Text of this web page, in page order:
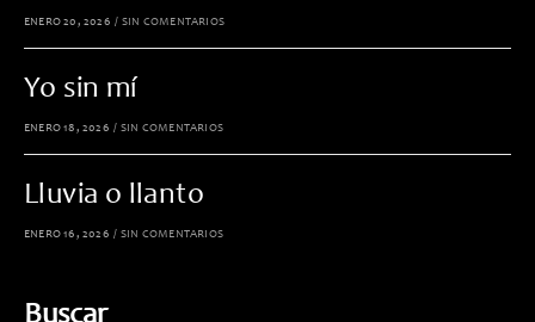
ENERO 20, 2026 / SIN COMENTARIOS
Yo sin mí
ENERO 18, 2026 / SIN COMENTARIOS
Lluvia o llanto
ENERO 16, 2026 / SIN COMENTARIOS